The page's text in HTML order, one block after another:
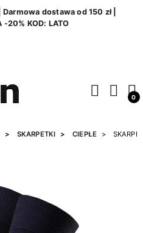
dostawa od 150 zł |
-20% KOD: LATO
0
SKARPETKI CIEPŁE